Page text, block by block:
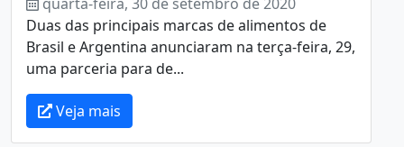
Duas das principais marcas de alimentos de
Brasil e Argentina anunciaram na terça-feira, 29,
uma parceria para de...
Veja mais